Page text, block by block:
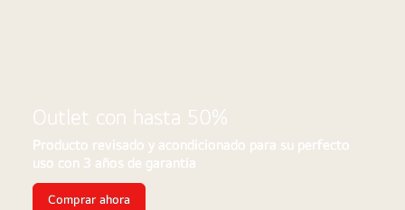
Outlet con hasta 50%
Producto revisado y acondicionado para su perfecto
uso con 3 años de garantía
Comprar ahora